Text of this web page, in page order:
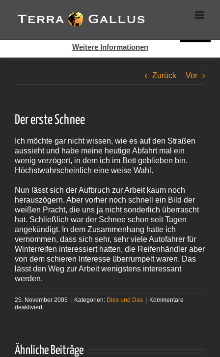
Inhalt
springen
Zurück Vor
Der erste Schnee
Ich möchte gar nicht wissen, wie es auf den Straßen
aussieht und habe meine heutige Abfahrt mal ein
wenig verzögert, in dem ich im Bett geblieben bin.
Höchstwahrscheinlich eine weise Wahl.
Nun lässt sich der Aufbruch zur Arbeit kaum noch
herauszögern. Aber vorher noch schnell ein Bild der
weißen Pracht, die uns ja nicht sonderlich überrascht
hat. Schließlich war der Schnee schon seit Tagen
angekündigt. In dem Zusammenhang hatte ich
vernommen, dass sich sehr, sehr viele Autofahrer für
Winterreifen interessiert hatten, die Reifenhändler aber
von dem schieren Interesse überrumpelt waren. Das
lässt den Weg zur Arbeit wenigstens interessant
werden.
25. November 2005 | Kategorien: Dies und Das | Kommentare
deaktiviertfür
Ähnliche Beiträge
Cookies helfen auf auf dieser Seite bei der Bereitstellung der
Dienste. Durch die Nutzung dieser Webseite erklären Sie sich
Weitere Informationen